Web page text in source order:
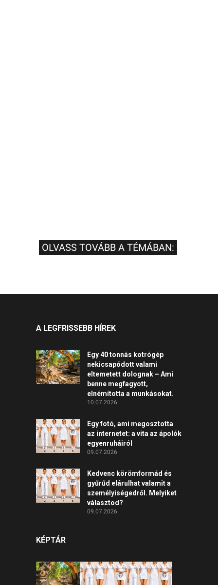
OLVASS TOVÁBB A TÉMÁBAN:
A LEGFRISSEBB HÍREK
Egy 40 tonnás kotrógép
nekicsapódott valami
eltemetett dolognak – Ami
benne megfagyott,
elnémította a munkásokat.
10.07.2026
Egy fotó, ami megosztotta
az internetet: a vita az ápolók
egyenruháiról
09.07.2026
Kedvenc körömformád és
gyűrűd elárulhat valamit a
személyiségedről. Melyiket
választod?
09.07.2026
KÉPTÁR